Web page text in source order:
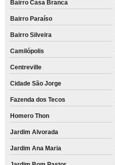
Bairro Casa Branca
Bairro Paraíso
Bairro Silveira
Camilópolis
Centreville
Cidade São Jorge
Fazenda dos Tecos
Homero Thon
Jardim Alvorada
Jardim Ana Maria